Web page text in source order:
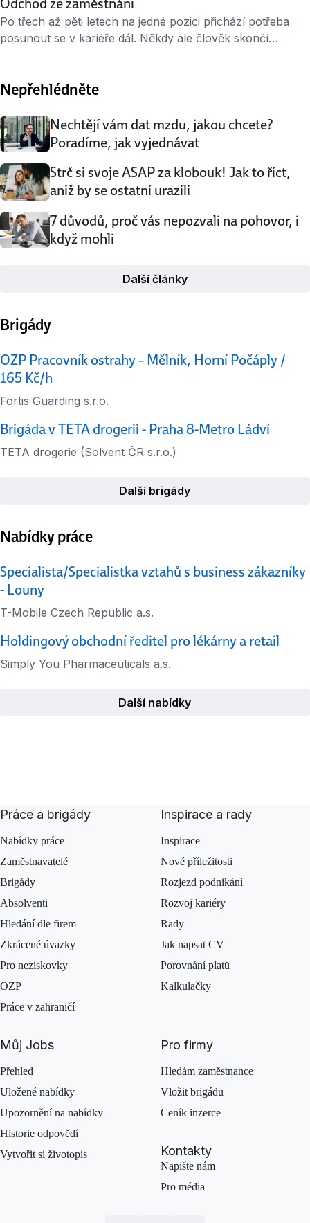
Po třech až pěti letech na jedné pozici přichází potřeba
posunout se v kariéře dál. Někdy ale člověk skončí
důvodu. Dáváte výpověď Pokud chcete odejít z firmy, jako
informujte až jako druhé v pořadí. …
Nepřehlédněte
Nechtějí vám dat mzdu, jakou chcete?
Poradíme, jak vyjednávat
Strč si svoje ASAP za klobouk! Jak to říct,
aniž by se ostatní urazili
7 důvodů, proč vás nepozvali na pohovor, i
když mohli
Další články
Brigády
OZP Pracovník ostrahy – Mělník, Horní Počáply /
165 Kč/h
Fortis Guarding s.r.o.
Brigáda v TETA drogerii - Praha 8-Metro Ládví
TETA drogerie (Solvent ČR s.r.o.)
Další brigády
Nabídky práce
Specialista/Specialistka vztahů s business zákazníky
- Louny
T-Mobile Czech Republic a.s.
Holdingový obchodní ředitel pro lékárny a retail
Simply You Pharmaceuticals a.s.
Další nabídky
Práce a brigády
Nabídky práce
Zaměstnavatelé
Brigády
Absolventi
Hledání dle firem
Zkrácené úvazky
Pro neziskovky
OZP
Práce v zahraničí
Inspirace a rady
Inspirace
Nové příležitosti
Rozjezd podnikání
Rozvoj kariéry
Rady
Jak napsat CV
Porovnání platů
Kalkulačky
Můj Jobs
Přehled
Uložené nabídky
Upozornění na nabídky
Historie odpovědí
Vytvořit si životopis
Pro firmy
Hledám zaměstnance
Vložit brigádu
Ceník inzerce
Kontakty
Napište nám
Pro média